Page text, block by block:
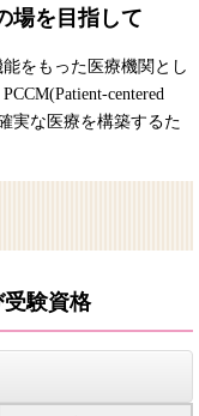
場を目指して
をもった医療機関とし
centered
実な医療を構築するた
験資格